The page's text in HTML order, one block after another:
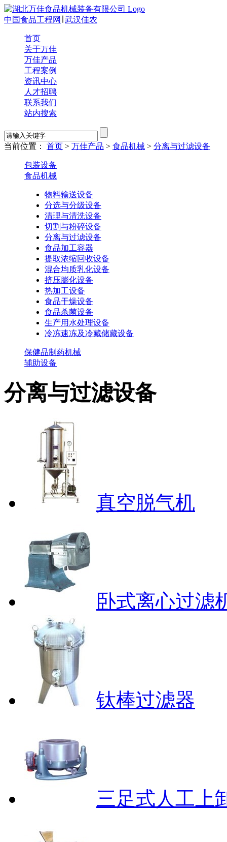
中国食品工程网 武汉佳农
首页
关于万佳
万佳产品
工程案例
资讯中心
人才招聘
联系我们
站内搜索
当前位置： 首页 > 万佳产品 > 食品机械 > 分离与过滤设备
包装设备
食品机械
物料输送设备
分选与分级设备
清理与清洗设备
切割与粉碎设备
分离与过滤设备
食品加工容器
提取浓缩回收设备
混合均质乳化设备
挤压膨化设备
热加工设备
食品干燥设备
食品杀菌设备
生产用水处理设备
冷冻速冻及冷藏储藏设备
保健品制药机械
辅助设备
分离与过滤设备
真空脱气机
卧式离心过滤
钛棒过滤器
三足式人工上